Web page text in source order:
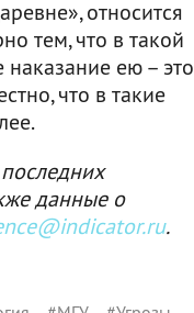
относится
тем, что в такой
ею – это
что в такие
данные о
.